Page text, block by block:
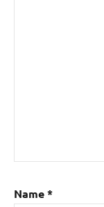
Name*